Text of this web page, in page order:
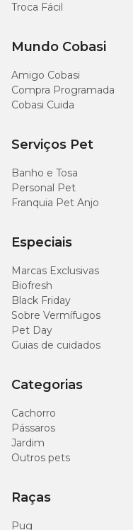
Troca Fácil
Mundo Cobasi
Amigo Cobasi
Compra Programada
Cobasi Cuida
Serviços Pet
Banho e Tosa
Personal Pet
Franquia Pet Anjo
Especiais
Marcas Exclusivas
Biofresh
Black Friday
Sobre Vermífugos
Pet Day
Guias de cuidados
Categorias
Cachorro
Pássaros
Jardim
Outros pets
Raças
Pug